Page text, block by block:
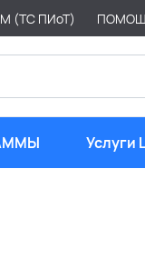
(ТС ПИоТ)
Услуги